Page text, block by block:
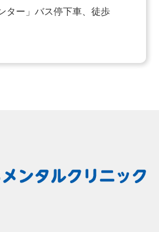
ター」バス停下車、徒歩